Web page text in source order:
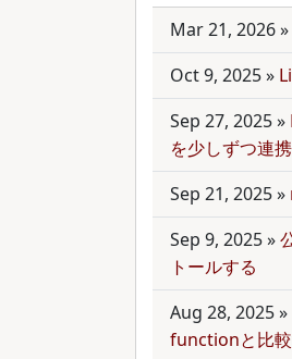
Mar 21, 2026»
Oct 9, 2025»
Sep 27, 2025»
を少しずつ連
Sep 21, 2025»
Sep 9, 2025»
トールする
Aug 28, 2025»
functionと比